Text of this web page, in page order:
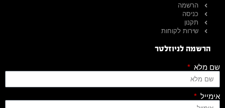
הרשמה
כניסה
תקנון
שירות לקוחות
הרשמה לניוזלטר
שם מלא
אימייל